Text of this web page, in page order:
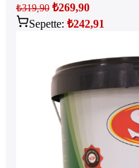
₺319,90 ₺269,90
Sepette: ₺242,91